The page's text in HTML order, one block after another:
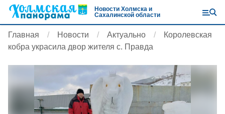
Новости Холмска и
Сахалинской области
Главная Новости Актуально
Королевская
кобра украсила двор жителя с. Правда